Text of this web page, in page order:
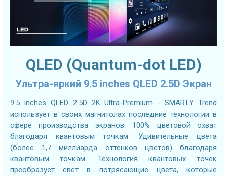
QLED (Quantum-dot LED)
Ультра-яркий 9.5 inches QLED 2.5D Экран
9.5 inches QLED 2.5D 2K Ultra-Premium - SMARTY Trend
использует в своих магнитолах последние технологии в
сфере производства экранов. 100% цветовой охват
благодаря квантовым точкам. Удивительные цвета
(более 1,7 миллиарда оттенков цветов) благодаря
квантовым точкам. Технология квантовых точек
преобразует свет в потрясающие цвета, которые